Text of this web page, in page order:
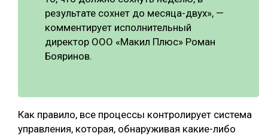
результате сохнет до месяца-двух», —
комментирует исполнительный
директор ООО «Макил Плюс» Роман
Бояринов.
Как правило, все процессы контролирует система
управления, которая, обнаруживая какие-либо